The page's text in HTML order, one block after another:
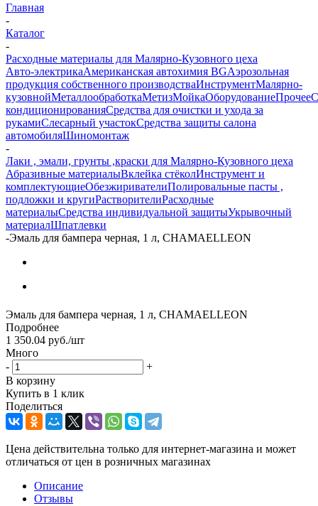
Главная
-
Каталог
-
Расходные материалы для Малярно-Кузовного цеха
Авто-электрикаАмериканская автохимия BGАэрозольная
продукция собственного производстваИнструментМалярно-
кузовнойМеталлообработкаМетизМойкаОборудованиеПрочее
кондиционированияСредства для очистки и ухода за
рукамиСлесарный участокСредства защиты салона
автомобиляШиномонтаж
-
Лаки , эмали, грунты ,краски для Малярно-Кузовного цеха
Абразивные материалыВклейка стёколИнструмент и
комплектующиеОбезжиривателиПолировальные пасты ,
подложки и кругиРастворителиРасходные
материалыСредства индивидуальной защитыУкрывочный
материалШпатлевки
-Эмаль для бампера черная, 1 л, CHAMAELLEON
Эмаль для бампера черная, 1 л, CHAMAELLEON
Подробнее
1 350.04 руб./шт
Много
-
+
В корзину
Купить в 1 клик
Поделиться
Цена действительна только для интернет-магазина и может
отличаться от цен в розничных магазинах
Описание
Отзывы